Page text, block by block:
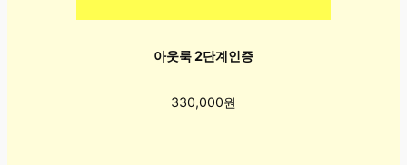
아웃룩 2단계인증
330,000원